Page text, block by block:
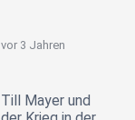
vor 3 Jahren
Till Mayer und